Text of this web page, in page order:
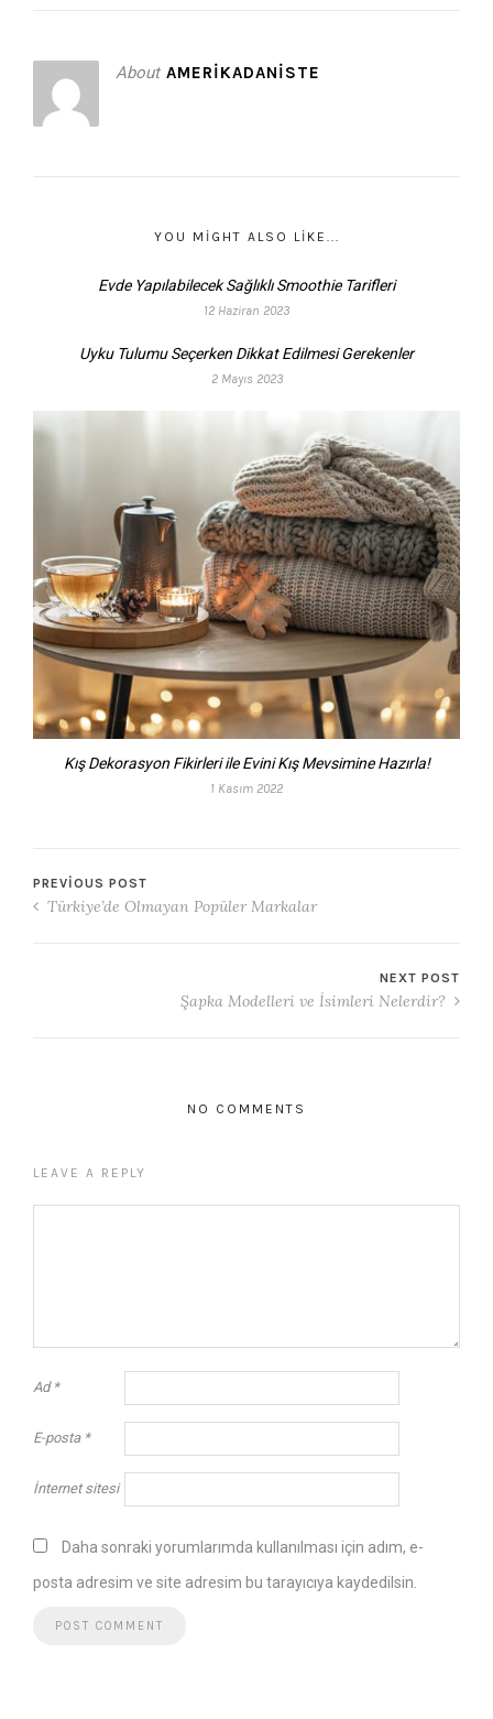
About AMERIKADANISTE
YOU MIGHT ALSO LIKE...
Evde Yapılabilecek Sağlıklı Smoothie Tarifleri
12 Haziran 2023
Uyku Tulumu Seçerken Dikkat Edilmesi Gerekenler
2 Mayıs 2023
Kış Dekorasyon Fikirleri ile Evini Kış Mevsimine Hazırla!
1 Kasım 2022
PREVIOUS POST
Türkiye’de Olmayan Popüler Markalar
NEXT POST
Şapka Modelleri ve İsimleri Nelerdir?
NO COMMENTS
LEAVE A REPLY
Ad *
E-posta *
İnternet sitesi
Daha sonraki yorumlarımda kullanılması için adım, e-
posta adresim ve site adresim bu tarayıcıya kaydedilsin.